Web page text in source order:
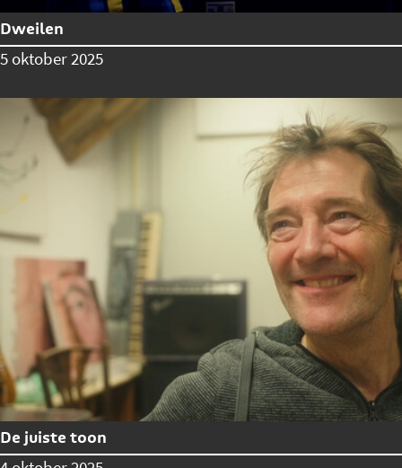
Dweilen
5 oktober 2025
De juiste toon